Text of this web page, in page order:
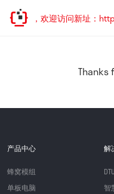
已迁移，欢迎访问新址：
Thanks
产品中心
蜂窝模组
单板电脑
解
DTU
智